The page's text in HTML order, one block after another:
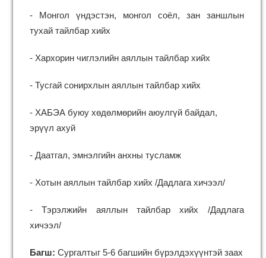
- Монгол үндэстэн, монгол соёл, зан заншлын
тухай тайлбар хийх
- Хархорин чиглэлийн аяллын тайлбар хийх
- Тусгай сонирхлын аяллын тайлбар хийх
- ХАБЭА буюу хөдөлмөрийн аюулгүй байдал,
эрүүл ахуй
- Даатгал, эмнэлгийн анхны тусламж
- Хотын аяллын тайлбар хийх /Дадлага хичээл/
- Тэрэлжийн аяллын тайлбар хийх /Дадлага
хичээл/
Багш: Сургалтыг 5-6 багшийн бүрэлдэхүүнтэй заах